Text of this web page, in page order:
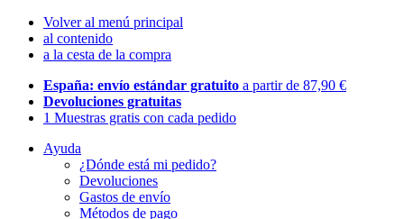
Volver al menú principal
al contenido
a la cesta de la compra
España: envío estándar gratuito a partir de 87,90 €
Devoluciones gratuitas
1 Muestras gratis con cada pedido
Ayuda
¿Dónde está mi pedido?
Devoluciones
Gastos de envío
Métodos de pago